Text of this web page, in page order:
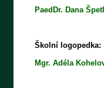
PaedDr.
Školní logopedka:
Mgr. Adéla